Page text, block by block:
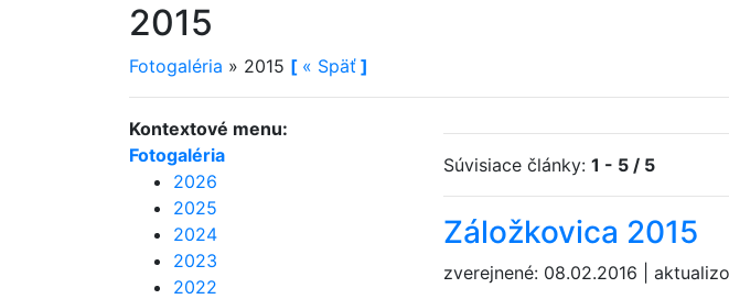
2015
Fotogaléria » 2015 [ « Späť ]
Súvisiace články: 1 - 5 / 5
Záložkovica 2015
zverejnené: 08.02.2016 |
Kontextové menu:
Fotogaléria
2026
2025
2024
2023
2022